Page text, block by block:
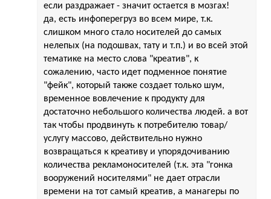
если раздражает - значит остается в мозгах!
да, есть инфоперегруз во всем мире, т.к.
слишком много стало носителей до самых
нелепых (на подошвах, тату и т.п.) и во всей этой
тематике на место слова "креатив", к
сожалению, часто идет подменное понятие
"фейк", который также создает только шум,
временное вовлечение к продукту для
достаточно небольшого количества людей. а вот
так чтобы продвинуть к потребителю товар/
услугу массово, действительно нужно
возвращаться к креативу и упорядочиванию
количества рекламоносителей (т.к. эта "гонка
вооружений носителями" не дает отрасли
времени на тот самый креатив, а манагеры по